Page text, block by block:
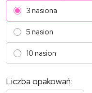
3 nasiona
5 nasion
10 nasion
Liczba opakowań: